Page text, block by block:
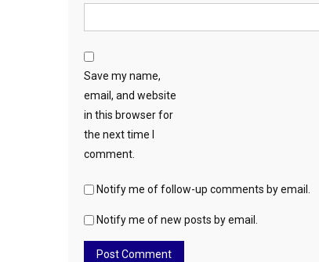
Save my name,
email, and website
in this browser for
the next time I
comment.
Notify me of follow-up comments by email.
Notify me of new posts by email.